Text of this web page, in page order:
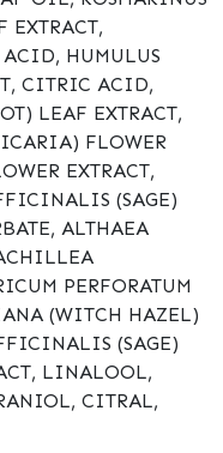
EXTRACT,
HUMULUS
CITRIC ACID,
LEAF EXTRACT,
FLOWER
EXTRACT,
(SAGE)
ALTHAEA
PERFORATUM
(WITCH HAZEL)
(SAGE)
LINALOOL,
CITRAL,